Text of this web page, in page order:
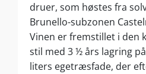
druer, som høstes fra
Brunello-subzonen
Vinen er fremstillet i den
stil med 3 ½ års lagring
liters egetræsfade, der